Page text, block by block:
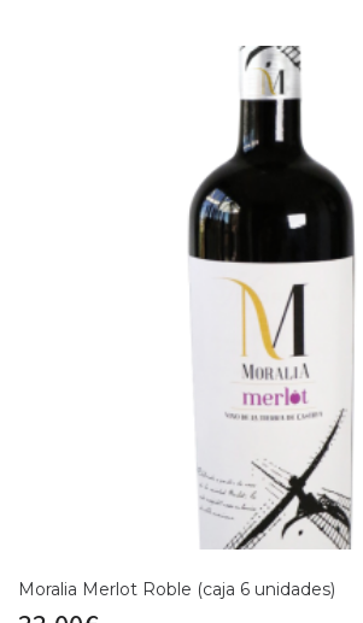
Moralia Merlot Roble (caja 6 unidades)